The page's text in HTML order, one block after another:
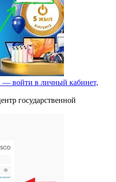
— войти в личный кабинет,
государственной